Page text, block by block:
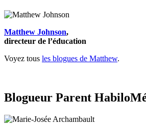
Matthew Johnson,
directeur de l’éducation
Voyez tous les blogues de Matthew.
Blogueur Parent